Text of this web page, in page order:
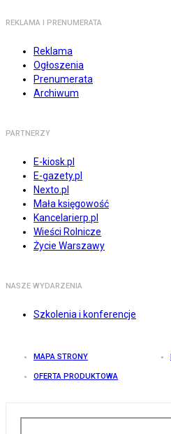
REKLAMA I PRENUMERATA
Reklama
Ogłoszenia
Prenumerata
Archiwum
PARTNERZY
E-kiosk.pl
E-gazety.pl
Nexto.pl
Mała księgowość
Kancelarierp.pl
Wieści Rolnicze
Życie Warszawy
NASZE WYDARZENIA
Szkolenia i konferencje
MAPA STRONY
OFERTA PRODUKTOWA